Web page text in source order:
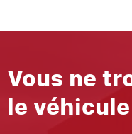
Vous ne
le